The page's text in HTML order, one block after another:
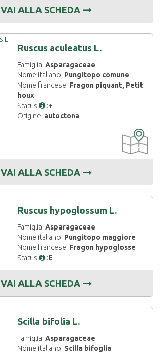
VAI ALLA SCHEDA
Ruscus aculeatus L.
Famiglia:Asparagaceae
Nome italiano: Pungitopo comune
Nome francese: Fragon piquant, Petit
houx
Status
:+
Origine: autoctona
DISPONIBILE
VAI ALLA SCHEDA
Ruscus hypoglossum L.
Famiglia:Asparagaceae
Nome italiano: Pungitopo maggiore
Nome francese: Fragon hypoglosse
Status
:E
VAI ALLA SCHEDA
Scilla bifolia L.
Famiglia:Asparagaceae
Nome italiano: Scilla bifoglia